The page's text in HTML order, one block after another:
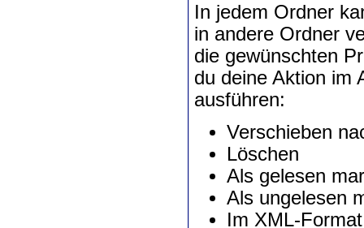
In jedem Ordner
in andere Ordner
die gewünschten
du deine Aktion im
ausführen:
Verschieben
Löschen
Als gelesen
Als ungelesen
Im XML-